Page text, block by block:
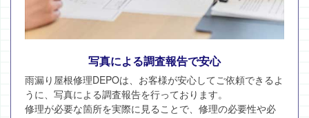
写真による調査報告で安心
雨漏り屋根修理DEPOは、お客様が安心してご依頼できるよ
うに、写真による調査報告を行っております。
修理が必要な箇所を実際に見ることで、修理の必要性や必